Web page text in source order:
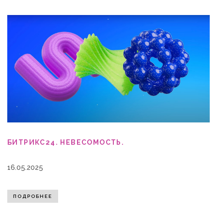
БИТРИКС24. НЕВЕСОМОСТЬ.
16.05.2025
ПОДРОБНЕЕ